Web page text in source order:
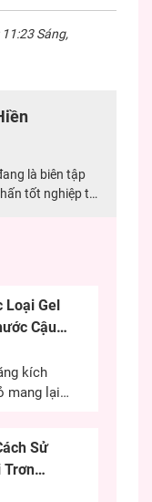
Sáng,
là biên tập
tốt nghiệp tại
xác nhất cho
Loại Gel
Cậu
kích
mang lại
các
là phương
anh em
Sử
Trơn
Hiệu